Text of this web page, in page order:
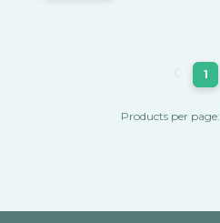
Products per page:
1